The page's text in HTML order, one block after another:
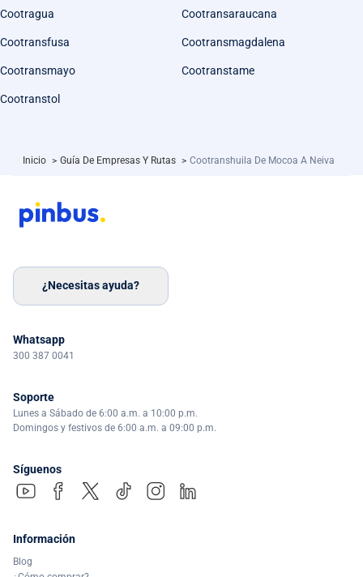
Cootragua Cootransaraucana
Cootransfusa Cootransmagdalena
Cootransmayo Cootranstame
Cootranstol
Inicio > Guía De Empresas Y Rutas > Cootranshuila De Mocoa A Neiva
¿Necesitas ayuda?
Whatsapp
300 387 0041
Soporte
Lunes a Sábado de 6:00 a.m. a 10:00 p.m.
Domingos y festivos de 6:00 a.m. a 09:00 p.m.
Síguenos
Información
Blog